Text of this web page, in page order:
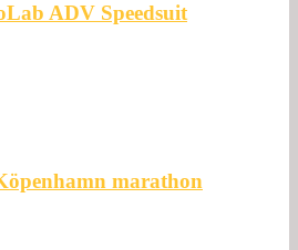
ADV Speedsuit
marathon